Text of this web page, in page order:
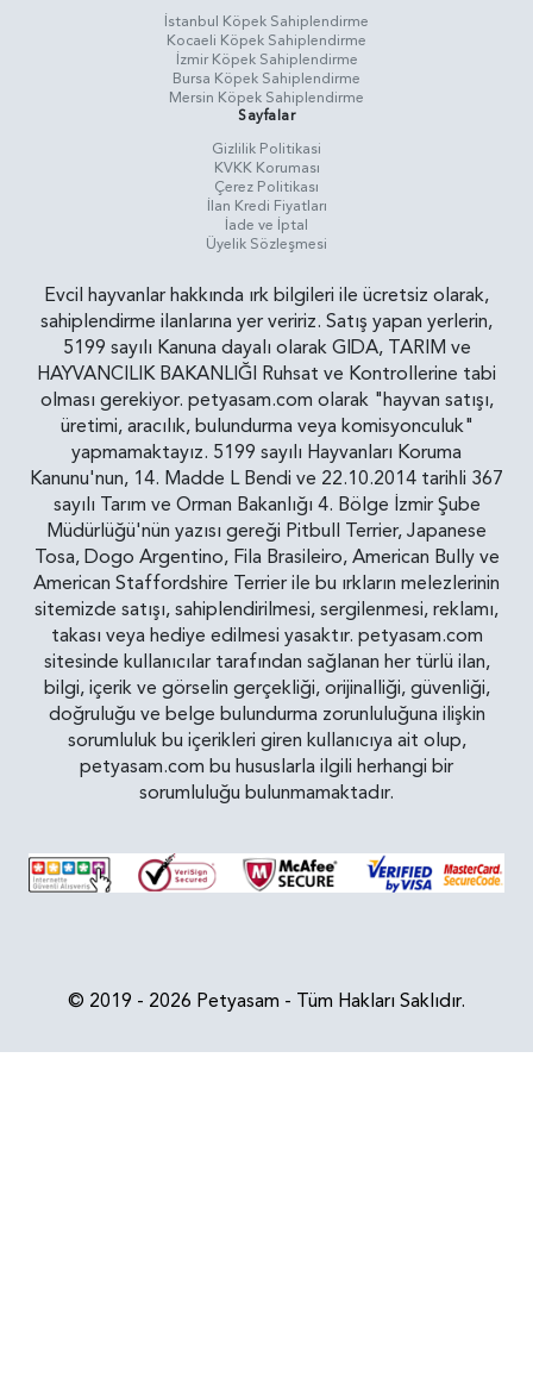
İstanbul Köpek Sahiplendirme
Kocaeli Köpek Sahiplendirme
İzmir Köpek Sahiplendirme
Bursa Köpek Sahiplendirme
Mersin Köpek Sahiplendirme
Sayfalar
Gizlilik Politikasi
KVKK Koruması
Çerez Politikası
İlan Kredi Fiyatları
İade ve İptal
Üyelik Sözleşmesi
Evcil hayvanlar hakkında ırk bilgileri ile ücretsiz olarak,
sahiplendirme ilanlarına yer veririz. Satış yapan yerlerin,
5199 sayılı Kanuna dayalı olarak GIDA, TARIM ve
HAYVANCILIK BAKANLIĞI Ruhsat ve Kontrollerine tabi
olması gerekiyor. petyasam.com olarak "hayvan satışı,
üretimi, aracılık, bulundurma veya komisyonculuk"
yapmamaktayız. 5199 sayılı Hayvanları Koruma
Kanunu'nun, 14. Madde L Bendi ve 22.10.2014 tarihli 367
sayılı Tarım ve Orman Bakanlığı 4. Bölge İzmir Şube
Müdürlüğü'nün yazısı gereği Pitbull Terrier, Japanese
Tosa, Dogo Argentino, Fila Brasileiro, American Bully ve
American Staffordshire Terrier ile bu ırkların melezlerinin
sitemizde satışı, sahiplendirilmesi, sergilenmesi, reklamı,
takası veya hediye edilmesi yasaktır. petyasam.com
sitesinde kullanıcılar tarafından sağlanan her türlü ilan,
bilgi, içerik ve görselin gerçekliği, orijinalliği, güvenliği,
doğruluğu ve belge bulundurma zorunluluğuna ilişkin
sorumluluk bu içerikleri giren kullanıcıya ait olup,
petyasam.com bu hususlarla ilgili herhangi bir
sorumluluğu bulunmamaktadır.
© 2019 - 2026 Petyasam - Tüm Hakları Saklıdır.